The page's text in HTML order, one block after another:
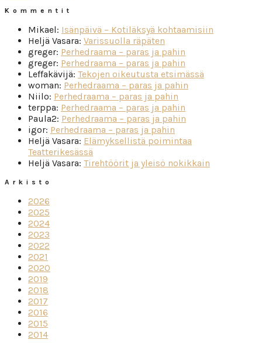
Kommentit
Mikael: Isänpäivä – Kotiläksyä kohtaamisiin
Heljä Vasara: Varissuolla räpäten
greger: Perhedraama – paras ja pahin
greger: Perhedraama – paras ja pahin
Leffakävijä: Tekojen oikeutusta etsimässä
woman: Perhedraama – paras ja pahin
Niilo: Perhedraama – paras ja pahin
terppa: Perhedraama – paras ja pahin
Paula2: Perhedraama – paras ja pahin
igor: Perhedraama – paras ja pahin
Heljä Vasara: Elämyksellistä poimintaa
Teatterikesässä
Heljä Vasara: Tirehtöörit ja yleisö nokikkain
Arkisto
2026
2025
2024
2023
2022
2021
2020
2019
2018
2017
2016
2015
2014